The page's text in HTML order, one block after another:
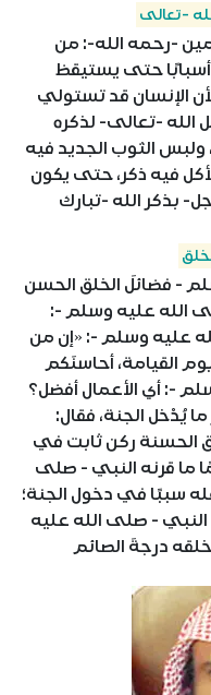
-تعالى
-رحمه الله-: من
حتى يستيقظ
الإنسان قد تستولي
الله -تعالى- لذكره
ولبس الثوب الجديد فيه
فيه ذكر، حتى يكون
بذكر الله -تبارك
- فضائلَ الخلق الحسن
الله عليه وسلم -:
عليه وسلم -: «إن من
القيامة، أحاسنَكم
-: أي الأعمال أفضل؟
يُدْخل الجنة، فقال:
الحسنة ركن ثابت في
ما قرنه النبي - صلى
سببًا في دخول الجنة؛
- صلى الله عليه
درجةَ الصائم